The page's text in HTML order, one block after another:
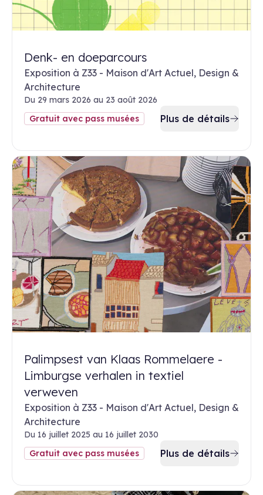
Denk- en doeparcours
Exposition à Z33 - Maison d'Art Actuel, Design &
Architecture
Du 29 mars 2026 au 23 août 2026
Gratuit avec pass musées
Plus de détails
Palimpsest van Klaas Rommelaere -
Limburgse verhalen in textiel
verweven
Exposition à Z33 - Maison d'Art Actuel, Design &
Architecture
Du 16 juillet 2025 au 16 juillet 2030
Gratuit avec pass musées
Plus de détails